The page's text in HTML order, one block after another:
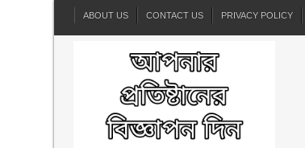
ABOUT US CONTACT US PRIVACY POLICY